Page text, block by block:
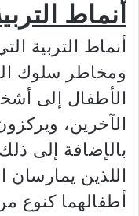
أنماط
أنماط التربية
ومخاطر سلوك
الأطفال إلى
الآخرين،
بالإضافة إلى
اللذين
أطفالهما كنوع